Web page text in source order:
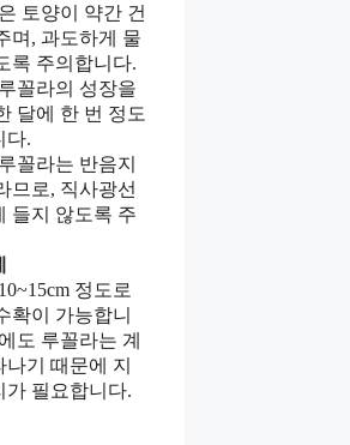
토양이 약간 건
며, 과도하게 물
록 주의합니다.
꼴라의 성장을
달에 한 번 정도
다.
꼴라는 반음지
므로, 직사광선
들지 않도록 주
정도로
확이 가능합니
도 루꼴라는 계
기 때문에 지
가 필요합니다.